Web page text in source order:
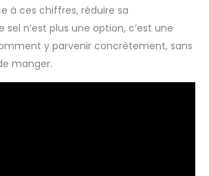
à ces chiffres, réduire sa
n’est plus une option, c’est une
y parvenir concrètement, sans
manger.